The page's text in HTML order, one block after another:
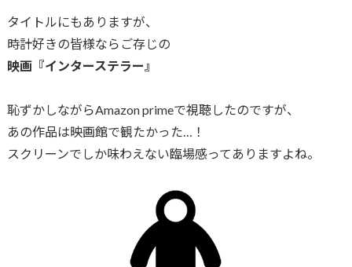
タイトルにもありますが、
時計好きの皆様ならご存じの
映画『インターステラー』
恥ずかしながらAmazon primeで視聴したのですが、
あの作品は映画館で観たかった…！
スクリーンでしか味わえない臨場感ってありますよね。